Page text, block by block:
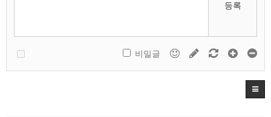
등록
비밀글